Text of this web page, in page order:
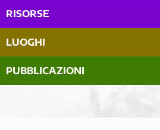
RISORSE
LUOGHI
PUBBLICAZIONI